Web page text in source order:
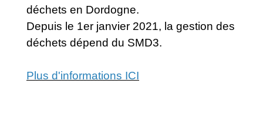
déchets en Dordogne.
Depuis le 1er janvier 2021, la gestion des
déchets dépend du SMD3.
Plus d'informations ICI